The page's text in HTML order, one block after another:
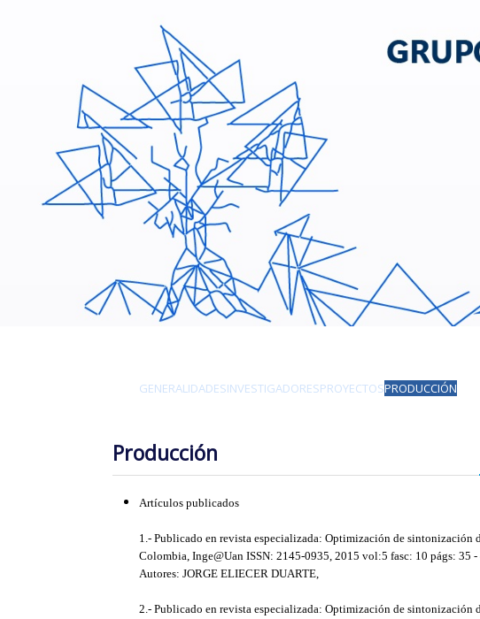
GENERALIDADESINVESTIGADORESPROYECTOSPRODUCCIÓN
Producción
Artículos publicados
1.- Publicado en revista especializada: Optimización de sintonización
Colombia, Inge@Uan ISSN: 2145-0935, 2015 vol:5 fasc: 10 págs: 35 -
Autores: JORGE ELIECER DUARTE,
2.- Publicado en revista especializada: Optimización de sintonización